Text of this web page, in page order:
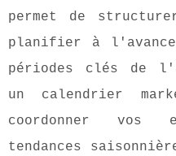
permet de
planifier à
périodes clés de
un calendrier
coordonner
tendances